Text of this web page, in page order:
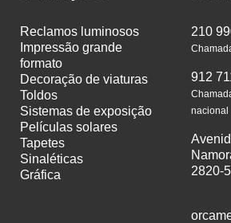
reclamos luminosos
formato
decoração de viaturas
toldos
sistemas de exposição
películas solares
tapetes
sinaléticas
gráfica
210
912
nacional
2820-